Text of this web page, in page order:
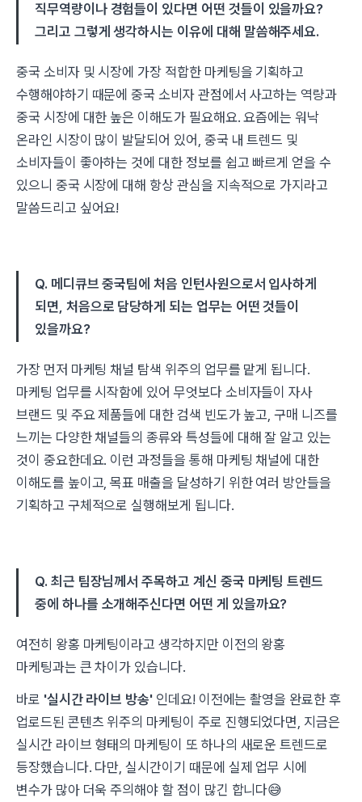
직무역량이나 경험들이 있다면 어떤 것들이 있을까요?
그리고 그렇게 생각하시는 이유에 대해 말씀해주세요.
중국 소비자 및 시장에 가장 적합한 마케팅을 기획하고
수행해야하기 때문에 중국 소비자 관점에서 사고하는 역량과
중국 시장에 대한 높은 이해도가 필요해요. 요즘에는 워낙
온라인 시장이 많이 발달되어 있어, 중국 내 트렌드 및
소비자들이 좋아하는 것에 대한 정보를 쉽고 빠르게 얻을 수
있으니 중국 시장에 대해 항상 관심을 지속적으로 가지라고
말씀드리고 싶어요!
Q. 메디큐브 중국팀에 처음 인턴사원으로서 입사하게
되면, 처음으로 담당하게 되는 업무는 어떤 것들이
있을까요?
가장 먼저 마케팅 채널 탐색 위주의 업무를 맡게 됩니다.
마케팅 업무를 시작함에 있어 무엇보다 소비자들이 자사
브랜드 및 주요 제품들에 대한 검색 빈도가 높고, 구매 니즈를
느끼는 다양한 채널들의 종류와 특성들에 대해 잘 알고 있는
것이 중요한데요. 이런 과정들을 통해 마케팅 채널에 대한
이해도를 높이고, 목표 매출을 달성하기 위한 여러 방안들을
기획하고 구체적으로 실행해보게 됩니다.
Q. 최근 팀장님께서 주목하고 계신 중국 마케팅 트렌드
중에 하나를 소개해주신다면 어떤 게 있을까요?
여전히 왕홍 마케팅이라고 생각하지만 이전의 왕홍
마케팅과는 큰 차이가 있습니다.
바로 '실시간 라이브 방송' 인데요! 이전에는 촬영을 완료한 후
업로드된 콘텐츠 위주의 마케팅이 주로 진행되었다면, 지금은
실시간 라이브 형태의 마케팅이 또 하나의 새로운 트렌드로
등장했습니다. 다만, 실시간이기 때문에 실제 업무 시에
변수가 많아 더욱 주의해야 할 점이 많긴 합니다😅